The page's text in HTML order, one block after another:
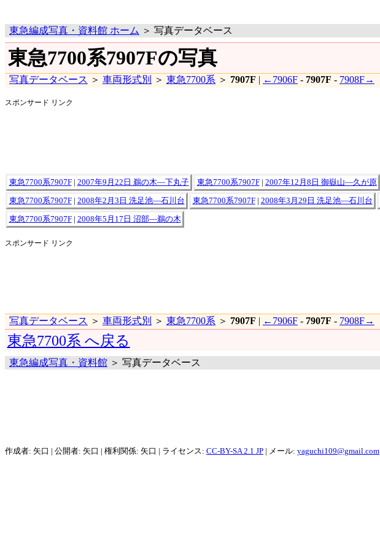
東急編成写真・資料館 ホーム ＞ 写真データベース
東急7700系7907Fの写真
写真データベース ＞ 車両形式別 ＞ 東急7700系 ＞ 7907F | ←7906F - 7907F - 7908F→
スポンサード リンク
東急7700系7907F| 2007年9月22日 鵜の木―下丸子 東急7700系7907F| 2007年12月8日 御嶽山―久が原
東急7700系7907F| 2008年2月3日 洗足池―石川台 東急7700系7907F| 2008年3月29日 洗足池―石川台
東急7700系7907F| 2008年5月17日 沼部―鵜の木
スポンサード リンク
写真データベース ＞ 車両形式別 ＞ 東急7700系 ＞ 7907F | ←7906F - 7907F - 7908F→
東急7700系 へ戻る
東急編成写真・資料館 ＞ 写真データベース
作成者: 矢口 | 公開者: 矢口 | 権利関係: 矢口 | ライセンス: CC-BY-SA 2.1 JP | メール: yaguchi109@gmail.com